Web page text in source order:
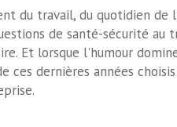
du travail, du quotidien de
de santé-sécurité au
Et lorsque l'humour
ces dernières années